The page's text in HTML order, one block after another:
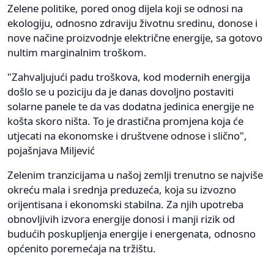
Zelene politike, pored onog dijela koji se odnosi na
ekologiju, odnosno zdraviju životnu sredinu, donose i
nove načine proizvodnje električne energije, sa gotovo
nultim marginalnim troškom.
"Zahvaljujući padu troškova, kod modernih energija
došlo se u poziciju da je danas dovoljno postaviti
solarne panele te da vas dodatna jedinica energije ne
košta skoro ništa. To je drastična promjena koja će
utjecati na ekonomske i društvene odnose i slično",
pojašnjava Miljević
Zelenim tranzicijama u našoj zemlji trenutno se najviše
okreću mala i srednja preduzeća, koja su izvozno
orijentisana i ekonomski stabilna. Za njih upotreba
obnovljivih izvora energije donosi i manji rizik od
budućih poskupljenja energije i energenata, odnosno
općenito poremećaja na tržištu.